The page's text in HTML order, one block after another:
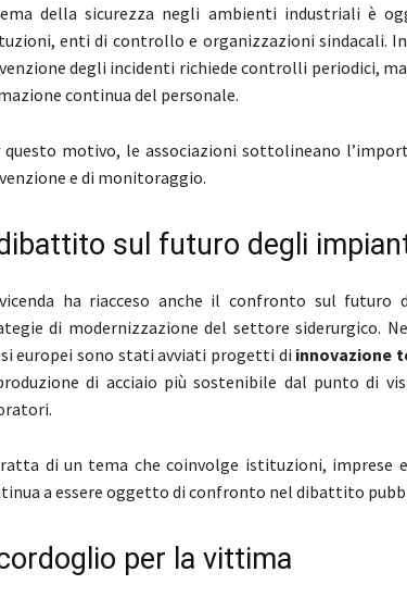
della sicurezza negli ambienti industriali è
enti di controllo e organizzazioni sindacali.
degli incidenti richiede controlli periodici,
continua del personale.
questo motivo, le associazioni sottolineano
e di monitoraggio.
sul futuro degli
ha riacceso anche il confronto sul
di modernizzazione del settore siderurgico.
europei sono stati avviati progetti di innovazione
di acciaio più sostenibile dal punto di
di un tema che coinvolge istituzioni, imprese
a essere oggetto di confronto nel dibattito
per la vittima